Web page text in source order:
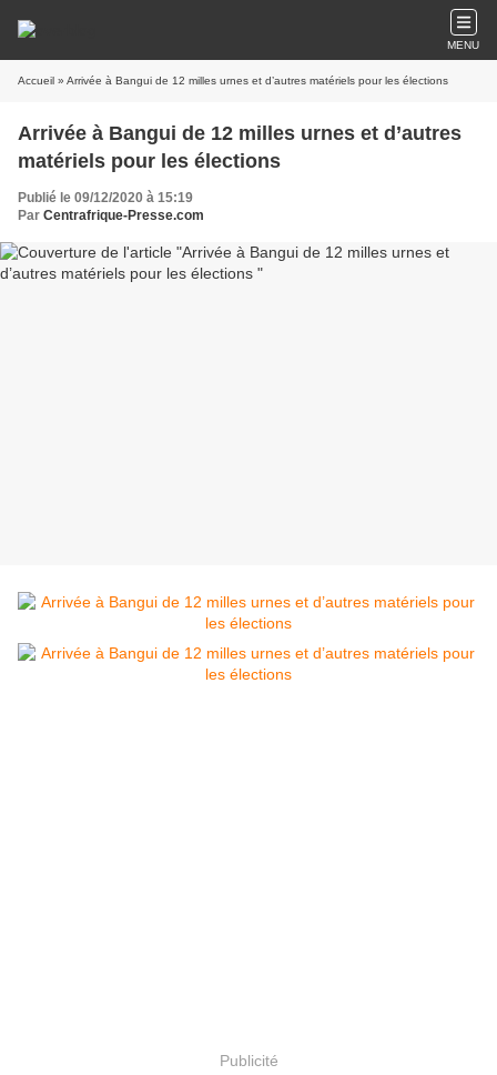
MENU
Accueil » Arrivée à Bangui de 12 milles urnes et d’autres matériels pour les élections
Arrivée à Bangui de 12 milles urnes et d’autres
matériels pour les élections
Publié le 09/12/2020 à 15:19
Par Centrafrique-Presse.com
Publicité